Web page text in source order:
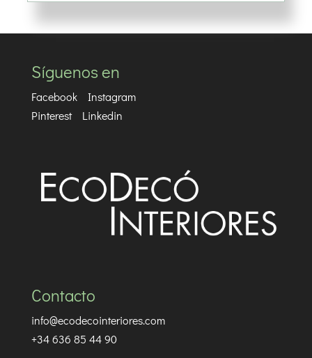
Síguenos en
Facebook
Instagram
Pinterest
Linkedin
Contacto
info@ecodecointeriores.com
+34 636 85 44 90